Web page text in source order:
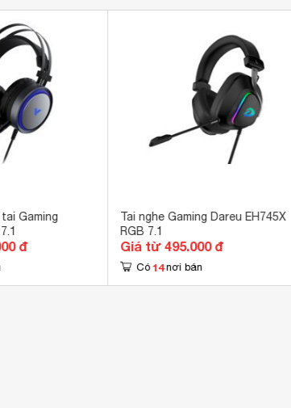
Gaming
đ
Tai nghe Gaming Dareu EH745X
RGB 7.1
Giá từ 495.000 đ
Có 14 nơi bán